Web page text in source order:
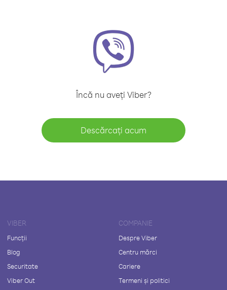
Încă nu aveți Viber?
Descărcați acum
VIBER
Funcții
Blog
Securitate
Viber Out
COMPANIE
Despre Viber
Centru mărci
Cariere
Termeni și politici